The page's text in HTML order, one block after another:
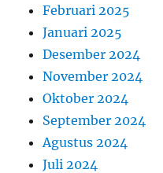
Februari 2025
Januari 2025
Desember 2024
November 2024
Oktober 2024
September 2024
Agustus 2024
Juli 2024